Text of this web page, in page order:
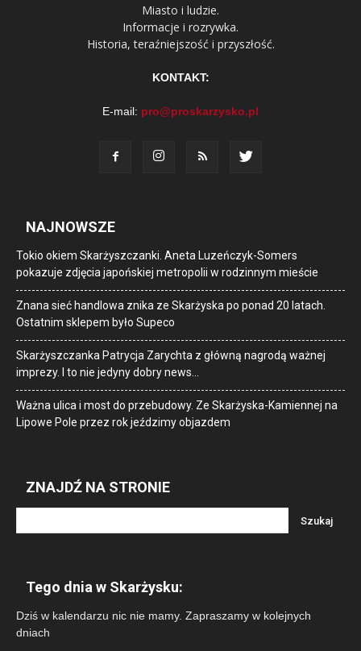
Miasto i ludzie.
Informacje i rozrywka.
Historia, teraźniejszość i przyszłość.
KONTAKT:
E-mail: pro@proskarzysko.pl
NAJNOWSZE
Tokio okiem Skarżyszczanki. Aneta Luzeńczyk-Somers
pokazuje zdjęcia japońskiej metropolii w rodzinnym mieście
Znana sieć handlowa znika ze Skarżyska po ponad 20 latach.
Ostatnim sklepem było Supeco
Skarżyszczanka Patrycja Zarychta z główną nagrodą ważnej
imprezy. I to nie jedyny dobry news…
Ważna ulica i most do przebudowy. Ze Skarżyska-Kamiennej na
Lipowe Pole przez rok jeździmy objazdem
ZNAJDŹ NA STRONIE
Tego dnia w Skarżysku:
Dziś w kalendarzu nic nie mamy. Zapraszamy w kolejnych
dniach